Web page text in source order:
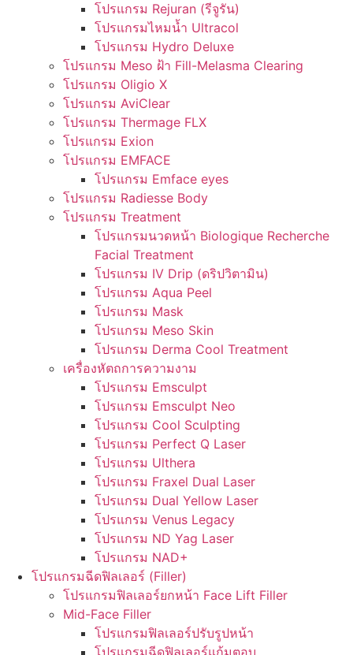
โปรแกรม Rejuran (รีจูรัน)
โปรแกรมไหมน้ำ Ultracol
โปรแกรม Hydro Deluxe
โปรแกรม Meso ฝ้า Fill-Melasma Clearing
โปรแกรม Oligio X
โปรแกรม AviClear
โปรแกรม Thermage FLX
โปรแกรม Exion
โปรแกรม EMFACE
โปรแกรม Emface eyes
โปรแกรม Radiesse Body
โปรแกรม Treatment
โปรแกรมนวดหน้า Biologique Recherche
Facial Treatment
โปรแกรม IV Drip (ดริปวิตามิน)
โปรแกรม Aqua Peel
โปรแกรม Mask
โปรแกรม Meso Skin
โปรแกรม Derma Cool Treatment
เครื่องหัตถการความงาม
โปรแกรม Emsculpt
โปรแกรม Emsculpt Neo
โปรแกรม Cool Sculpting
โปรแกรม Perfect Q Laser
โปรแกรม Ulthera
โปรแกรม Fraxel Dual Laser
โปรแกรม Dual Yellow Laser
โปรแกรม Venus Legacy
โปรแกรม ND Yag Laser
โปรแกรม NAD+
โปรแกรมฉีดฟิลเลอร์ (Filler)
โปรแกรมฟิลเลอร์ยกหน้า Face Lift Filler
Mid-Face Filler
โปรแกรมฟิลเลอร์ปรับรูปหน้า
โปรแกรมฉีดฟิลเลอร์แก้มตอบ